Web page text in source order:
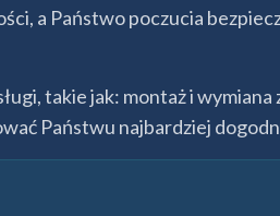
a Państwo poczucia
takie jak: montaż i wymiana
Państwu najbardziej